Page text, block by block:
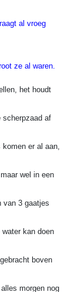
al vroeg
ze al waren.
het houdt
scherpzaad af
er al aan,
wel in een
van 3 gaatjes
kan doen
boven
morgen nog